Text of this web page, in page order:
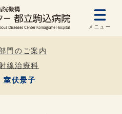
メニュー
門のご案内
線治療科
伏景子